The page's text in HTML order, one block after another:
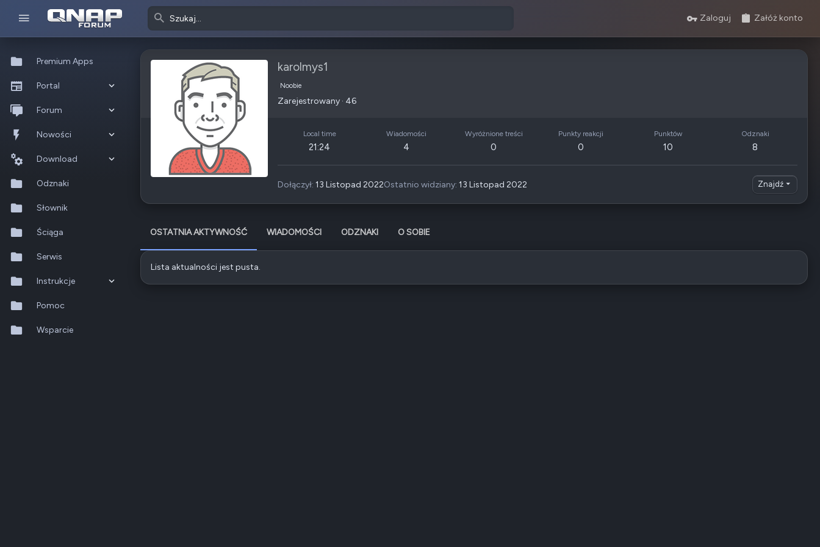
Zaloguj Załóż konto
Premium Apps
Portal
Co nowego?
Ostatnia aktywność
Forum
Nowe posty
Popularne
Szukaj na forum
Nowości
Nowe posty
Wszystkie posty
Nowe zasoby
Ostatnia aktywność
Download
Szukaj zasobów
Odznaki
Słownik
Ściąga
Serwis
Instrukcje
QTS 5.2.x
QuTS hero h6.0.x
Pomoc
Wsparcie
karolmys1
Noobie
Zarejestrowany · 46
Local time
21:24
Wiadomości
4
Wyróżnione treści
0
Punkty reakcji
0
Punktów
10
Odznaki
8
Dołączył 13 Listopad 2022Ostatnio widziany 13 Listopad 2022 Znajdź
OSTATNIA AKTYWNOŚĆ WIADOMOŚCI ODZNAKI O SOBIE
Lista aktualności jest pusta.